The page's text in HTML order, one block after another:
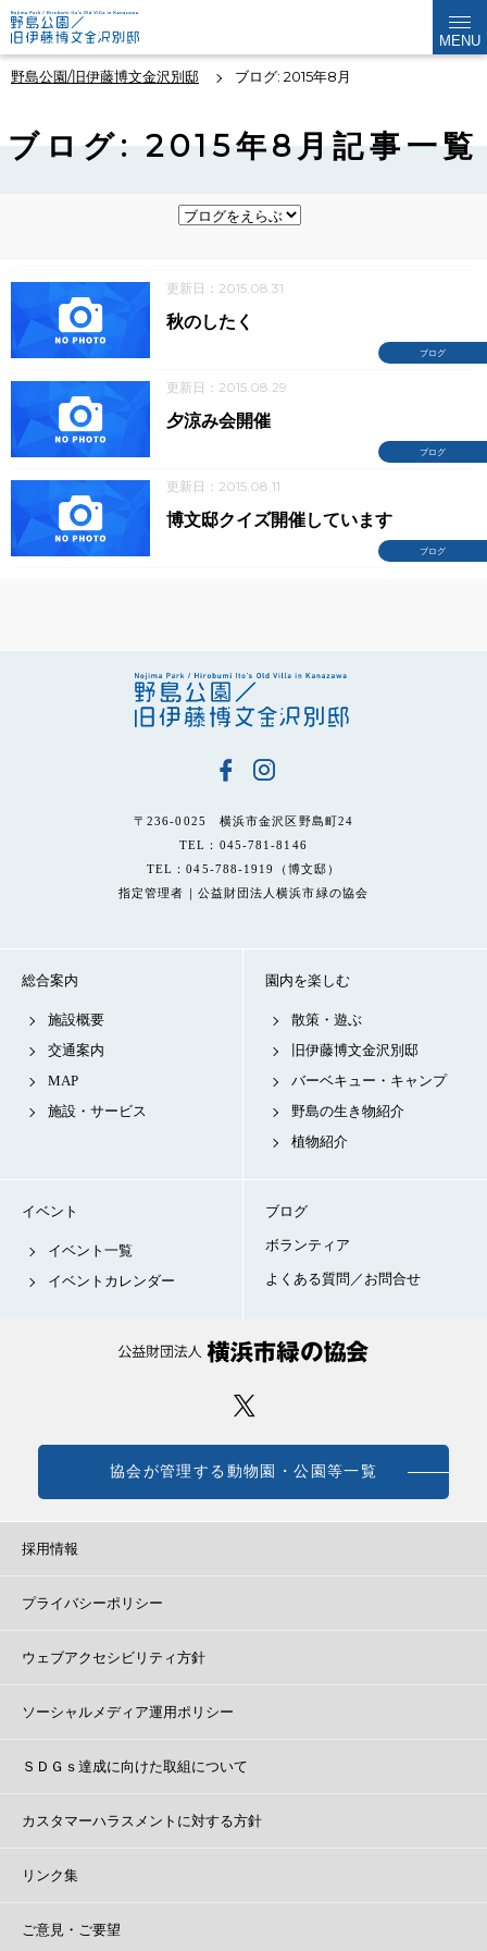
MENU
野島公園/旧伊藤博文金沢別邸 ブログ: 2015年8月
ブログ: 2015年8月記事一覧
更新日：2015.08.31
ブログ
秋のしたく
更新日：2015.08.29
ブログ
夕涼み会開催
更新日：2015.08.11
ブログ
博文邸クイズ開催しています
〒236-0025 横浜市金沢区野島町24
TEL：045-781-8146
TEL：045-788-1919（博文邸）
指定管理者｜公益財団法人横浜市緑の協会
総合案内
施設概要
交通案内
MAP
施設・サービス
園内を楽しむ
散策・遊ぶ
旧伊藤博文金沢別邸
バーベキュー・キャンプ
野島の生き物紹介
植物紹介
イベント
イベント一覧
イベントカレンダー
ブログ
ボランティア
よくある質問／お問合せ
協会が管理する動物園・公園等一覧
採用情報
プライバシーポリシー
ウェブアクセシビリティ方針
ソーシャルメディア運用ポリシー
ＳＤＧｓ達成に向けた取組について
カスタマーハラスメントに対する方針
リンク集
ご意見・ご要望